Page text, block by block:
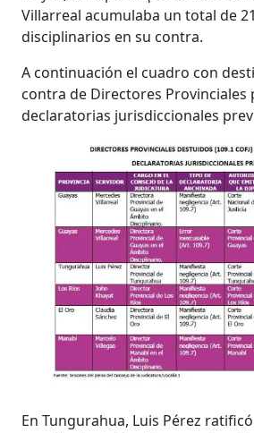
Villarreal acumulaba un total de
disciplinarios en su contra.
A continuación el cuadro con
contra de Directores Provinciales
declaratorias jurisdiccionales
En Tungurahua, Luis Pérez